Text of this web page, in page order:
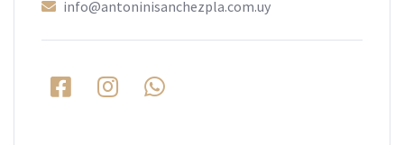
info@antoninisanchezpla.com.uy